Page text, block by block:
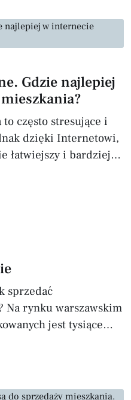
w Warszawie oraz
na danych
roku, liczba
1 779 304 osoby.
Gdzie najlepiej
często stresujące i
dzięki Internetowi,
łatwiejszy i bardziej
można znaleźć
miejsc dla
można znaleźć
Są to strony
oraz
sprzedać
Na rynku warszawskim
jest tysiące
decyzji,